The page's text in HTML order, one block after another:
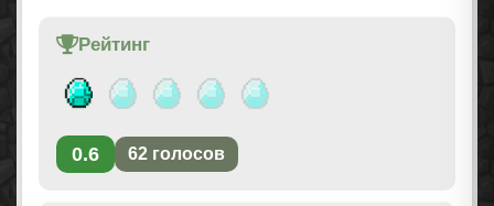
Рейтинг
0.6 62 голосов